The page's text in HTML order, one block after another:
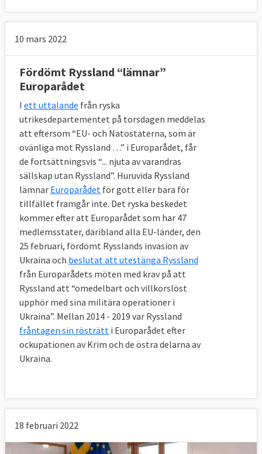
10 mars 2022
Fördömt Ryssland “lämnar”
Europarådet
I ett uttalande från ryska
utrikesdepartementet på torsdagen meddelas
att eftersom “EU- och Natostaterna, som är
ovänliga mot Ryssland …” i Europarådet, får
de fortsättningsvis “... njuta av varandras
sällskap utan Ryssland”. Huruvida Ryssland
lämnar Europarådet för gott eller bara för
tillfället framgår inte. Det ryska beskedet
kommer efter att Europarådet som har 47
medlemsstater, däribland alla EU-länder, den
25 februari, fördömt Rysslands invasion av
Ukraina och beslutat att utestänga Ryssland
från Europarådets möten med krav på att
Ryssland att “omedelbart och villkorslöst
upphör med sina militära operationer i
Ukraina”. Mellan 2014 - 2019 var Ryssland
fråntagen sin rösträtt i Europarådet efter
ockupationen av Krim och de östra delarna av
Ukraina.
18 februari 2022